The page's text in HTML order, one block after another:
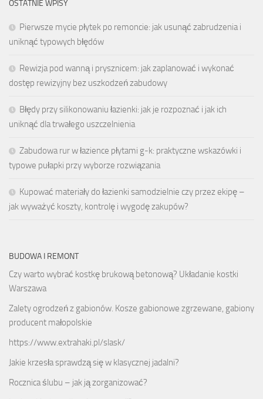
OSTATNIE WPISY
Pierwsze mycie płytek po remoncie: jak usunąć zabrudzenia i
uniknąć typowych błędów
Rewizja pod wanną i prysznicem: jak zaplanować i wykonać
dostęp rewizyjny bez uszkodzeń zabudowy
Błędy przy silikonowaniu łazienki: jak je rozpoznać i jak ich
uniknąć dla trwałego uszczelnienia
Zabudowa rur w łazience płytami g-k: praktyczne wskazówki i
typowe pułapki przy wyborze rozwiązania
Kupować materiały do łazienki samodzielnie czy przez ekipę –
jak wyważyć koszty, kontrolę i wygodę zakupów?
BUDOWA I REMONT
Czy warto wybrać kostkę brukową betonową? Układanie kostki
Warszawa
Zalety ogrodzeń z gabionów. Kosze gabionowe zgrzewane, gabiony
producent małopolskie
https://www.extrahaki.pl/slask/
Jakie krzesła sprawdzą się w klasycznej jadalni?
Rocznica ślubu – jak ją zorganizować?